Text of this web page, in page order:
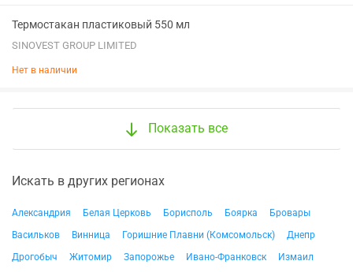
Термостакан пластиковый 550 мл
SINOVEST GROUP LIMITED
Нет в наличии
Показать все
Искать в других регионах
Александрия Белая Церковь Борисполь Боярка
Бровары
Васильков
Винница Горишние Плавни (Комсомольск)
Днепр
Дрогобыч
Житомир Запорожье Ивано-Франковск
Измаил